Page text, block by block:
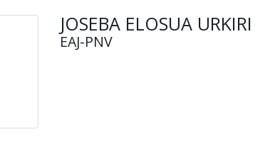
JOSEBA ELOSUA URKIRI
EAJ-PNV